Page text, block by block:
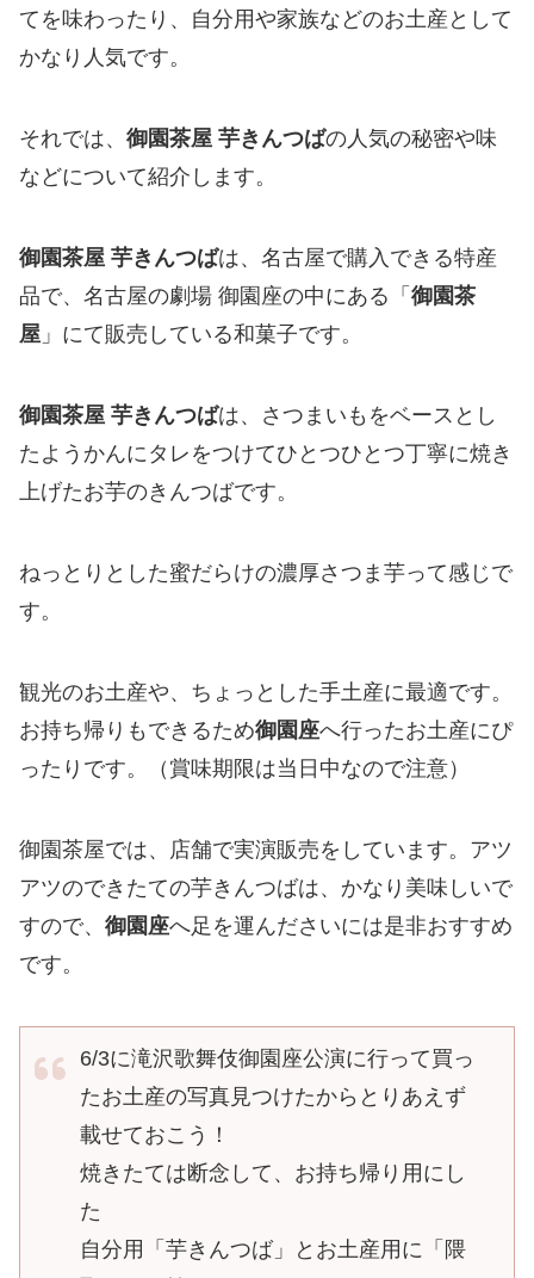
てを味わったり、自分用や家族などのお土産として
かなり人気です。
それでは、 御園茶屋 芋きんつばの人気の秘密や味
などについて紹介します。
御園茶屋 芋きんつばは、名古屋で購入できる特産
品で、名古屋の劇場 御園座の中にある「 御園茶
屋 」にて販売している和菓子です。
御園茶屋 芋きんつばは、さつまいもをベースとし
たようかんにタレをつけてひとつひとつ丁寧に焼き
上げたお芋のきんつばです。
ねっとりとした蜜だらけの濃厚さつま芋って感じで
す。
観光のお土産や、ちょっとした手土産に最適です。
お持ち帰りもできるため御園座へ行ったお土産にぴ
ったりです。（賞味期限は当日中なので注意）
御園茶屋では、店舗で実演販売をしています。アツ
アツのできたての芋きんつばは、かなり美味しいで
すので、 御園座へ足を運んださいには是非おすすめ
です。
6/3に滝沢歌舞伎御園座公演に行って買っ
たお土産の写真見つけたからとりあえず
載せておこう！
焼きたては断念して、お持ち帰り用にし
た
自分用「芋きんつば」とお土産用に「隈